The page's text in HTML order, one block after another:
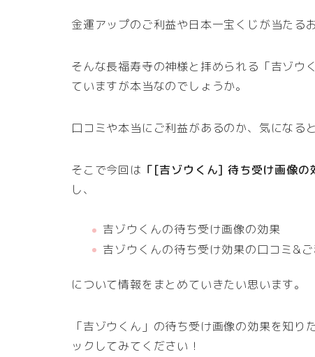
金運アップのご利益や日本一宝くじが当たる
そんな長福寿寺の神様と拝められる「吉ゾウ
ていますが本当なのでしょうか。
口コミや本当にご利益があるのか、気になる
そこで今回は 「[吉ゾウくん] 待ち受け画像の
し、
吉ゾウくんの待ち受け画像の効果
吉ゾウくんの待ち受け効果の口コミ&
について情報をまとめていきたい思います。
「吉ゾウくん」の待ち受け画像の効果を知
ックしてみてください！